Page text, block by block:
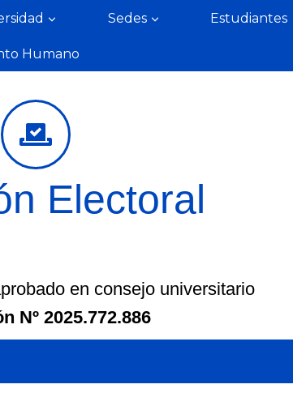
Sedes Estudiantes
Humano
Electoral
en consejo universitario
Nº 2025.772.886